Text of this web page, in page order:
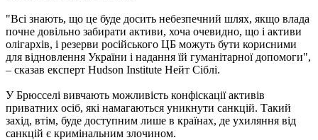
"Всі знають, що це буде досить небезпечний шлях, якщо влада
почне довільно забирати активи, хоча очевидно, що і активи
олігархів, і резерви російського ЦБ можуть бути корисними
для відновлення України і надання їй гуманітарної допомоги",
– сказав експерт Hudson Institute Нейт Сіблі.
У Брюсселі вивчають можливість конфіскації активів
приватних осіб, які намагаються уникнути санкцій. Такий
захід, втім, буде доступним лише в країнах, де ухиляння від
санкцій є кримінальним злочином.